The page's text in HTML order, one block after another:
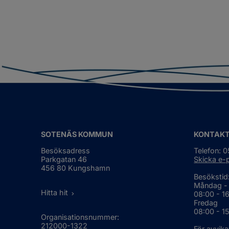
SOTENÄS KOMMUN
Besöksadress
Parkgatan 46
456 80 Kungshamn
Hitta hit
Organisationsnummer:
212000-1322
Telefon:
Skicka e-
Besökstid:
Måndag
08:00 -
Fredag
08:00 -